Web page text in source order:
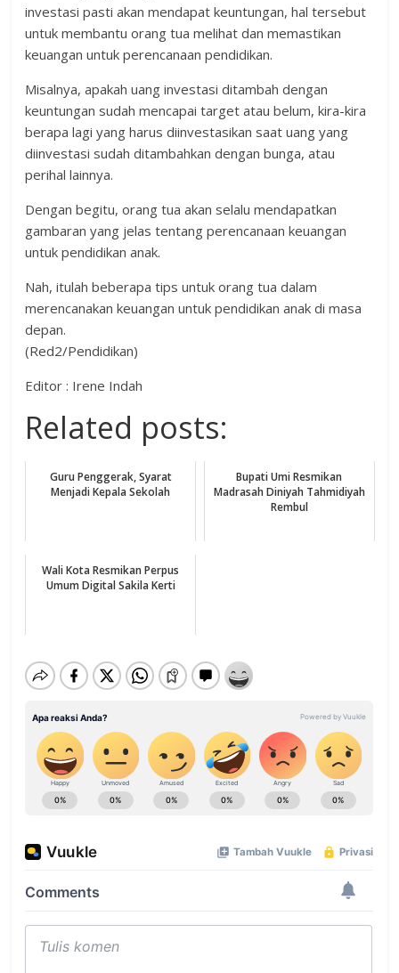
investasi pasti akan mendapat keuntungan, hal tersebut
untuk membantu orang tua melihat dan memastikan
keuangan untuk perencanaan pendidikan.
Misalnya, apakah uang investasi ditambah dengan
keuntungan sudah mencapai target atau belum, kira-kira
berapa lagi yang harus diinvestasikan saat uang yang
diinvestasi sudah ditambahkan dengan bunga, atau
perihal lainnya.
Dengan begitu, orang tua akan selalu mendapatkan
gambaran yang jelas tentang perencanaan keuangan
untuk pendidikan anak.
Nah, itulah beberapa tips untuk orang tua dalam
merencanakan keuangan untuk pendidikan anak di masa
depan.
(Red2/Pendidikan)
Editor : Irene Indah
Related posts:
Guru Penggerak, Syarat
Menjadi Kepala Sekolah
Bupati Umi Resmikan
Madrasah Diniyah Tahmidiyah
Rembul
Wali Kota Resmikan Perpus
Umum Digital Sakila Kerti